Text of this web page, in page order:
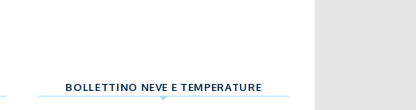
BOLLETTINO NEVE E TEMPERATURE